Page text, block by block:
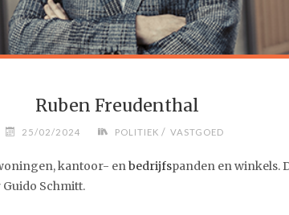
Ruben Freudenthal
25/02/2024 POLITIEK / VASTGOED
kantoor- enbedrijfspanden en winkels.
Schmitt.